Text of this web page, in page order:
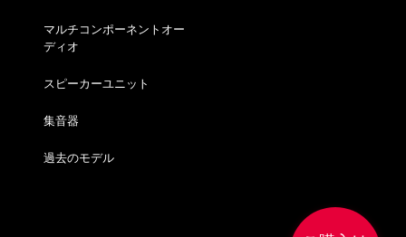
マルチコンポーネントオー
ディオ
スピーカーユニット
集音器
過去のモデル